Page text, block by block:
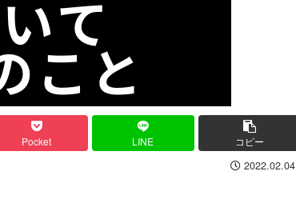
Pocket LINE コピー
2022.02.04